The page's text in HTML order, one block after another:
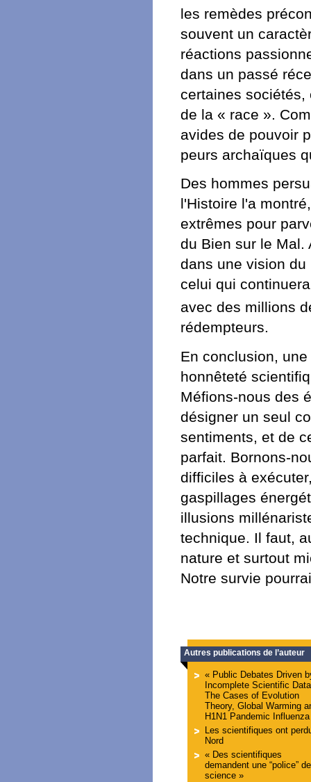
les remèdes
souvent un
réactions
dans un passé
certaines sociétés,
de la « race ».
avides de pouvoir
peurs archaïques
Des hommes
l'Histoire l'a
extrêmes pour
du Bien sur le Mal.
dans une vision
celui qui
avec des millions
rédempteurs.
En conclusion,
honnêteté
Méfions-nous des
désigner un seul
sentiments, et de
parfait. Bornons-
difficiles à
gaspillages
illusions
technique. Il faut,
nature et surtout
Notre survie
Autres publications de l’auteur
« Public Debates Driven
Incomplete Scientific
The Cases of Evolution
Theory, Global Warming
H1N1 Pandemic
Les scientifiques ont
Nord
« Des scientifiques
demandent une “police”
science »